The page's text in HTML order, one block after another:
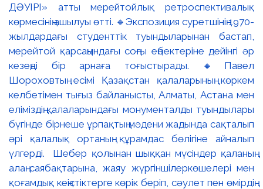
ДӘУІРІ» атты мерейтойлық ретроспективалық
көрмесінің ашылуы өтті. 🔹Экспозиция суретшінің 1970-
жылдардағы студенттік туындыларынан бастап,
мерейтой қарсаңындағы соңғы еңбектеріне дейінгі әр
кезеңді бір арнаға тоғыстырады. 🔸Павел
Шороховтың есімі Қазақстан қалаларының көркем
келбетімен тығыз байланысты, Алматы, Астана мен
еліміздің қалаларындағы монументалды туындылары
бүгінде бірнеше ұрпақтың мәдени жадында сақталып
әрі қалалық ортаның құрамдас бөлігіне айналып
үлгерді. Шебер қолынан шыққан мүсіндер қаланың
алаң-саябақтарына, жаяу жүргіншілеркөшелері мен
қоғамдық кеңістіктерге көрік беріп, сәулет пен өмірдің